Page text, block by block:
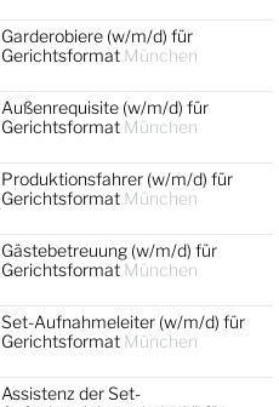
Garderobiere (w/m/d) für
Gerichtsformat München
Außenrequisite (w/m/d) für
Gerichtsformat München
Produktionsfahrer (w/m/d) für
Gerichtsformat München
Gästebetreuung (w/m/d) für
Gerichtsformat München
Set-Aufnahmeleiter (w/m/d) für
Gerichtsformat München
Assistenz der Set-